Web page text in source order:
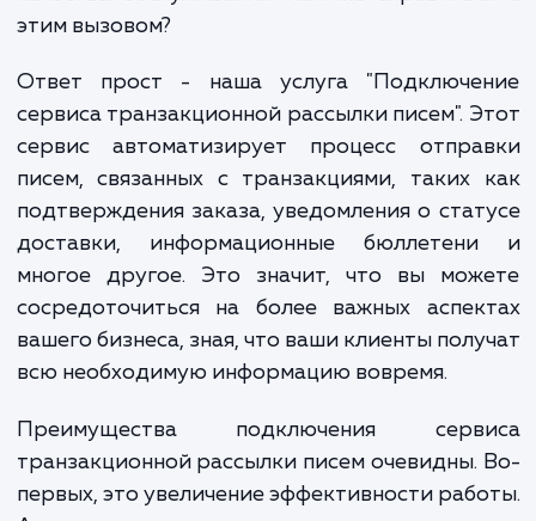
заказа и многое другое. Все эти
привести к снижению
качества обслуживания. Как же
этим вызовом?
Ответ прост - наша услуга
сервиса транзакционной рассылки писем".
сервис автоматизирует процесс
писем, связанных с транзакциями, таких
подтверждения заказа, уведомления о
многое другое. Это значит, что вы
сосредоточиться на более важных
вашего бизнеса, зная, что ваши клиенты